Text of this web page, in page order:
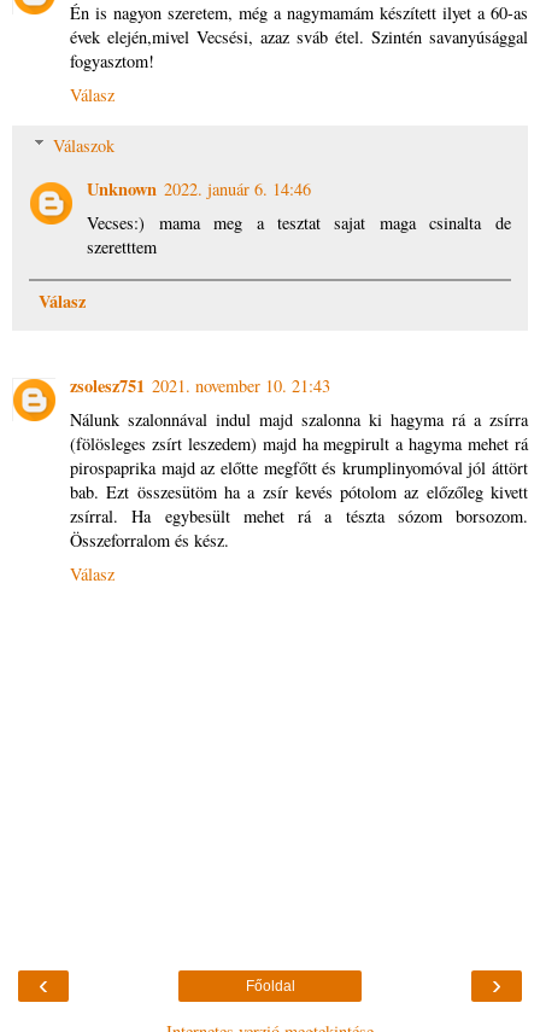
Én is nagyon szeretem, még a nagymamám készített ilyet a 60-as
évek elején,mivel Vecsési, azaz sváb étel. Szintén savanyúsággal
fogyasztom!
Válasz
Válaszok
Unknown 2022. január 6. 14:46
Vecses:) mama meg a tesztat sajat maga csinalta de
szeretttem
Válasz
zsolesz751 2021. november 10. 21:43
Nálunk szalonnával indul majd szalonna ki hagyma rá a zsírra
(fölösleges zsírt leszedem) majd ha megpirult a hagyma mehet rá
pirospaprika majd az előtte megfőtt és krumplinyomóval jól áttört
bab. Ezt összesütöm ha a zsír kevés pótolom az előzőleg kivett
zsírral. Ha egybesült mehet rá a tészta sózom borsozom.
Összeforralom és kész.
Válasz
‹ ›
Főoldal